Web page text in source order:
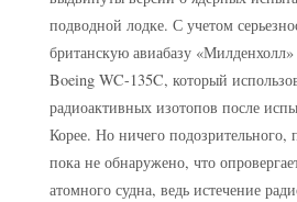
подводной лодке. С учетом
британскую авиабазу
Boeing WC-135C, который
радиоактивных изотопов после
Корее. Но ничего подозрительного,
пока не обнаружено, что
атомного судна, ведь истечение